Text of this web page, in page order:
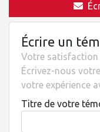
Écrire un
Votre satisfaction
Écrivez-nous
votre expérience
Titre de votre